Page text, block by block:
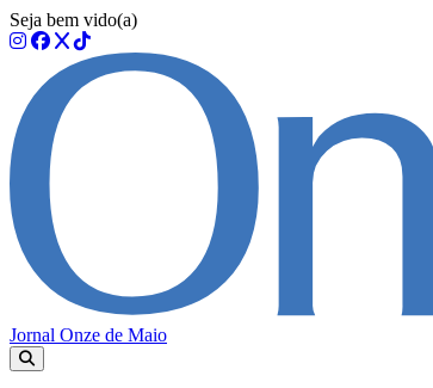
Seja bem vido(a)
Jornal Onze de Maio